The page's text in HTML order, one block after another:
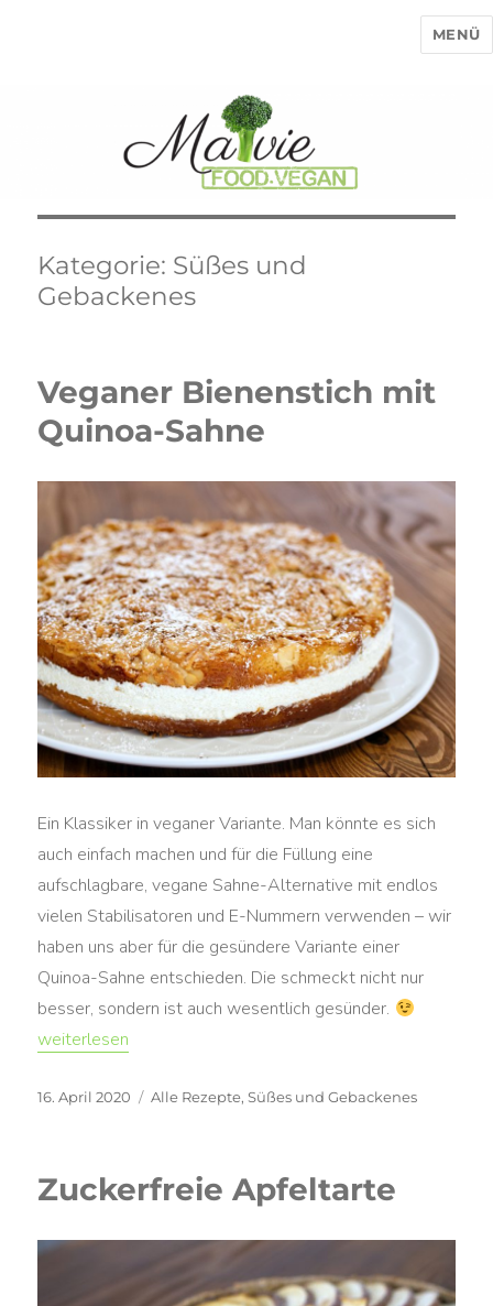
MENÜ
Kategorie: Süßes und
Gebackenes
Veganer Bienenstich mit
Quinoa-Sahne
Ein Klassiker in veganer Variante. Man könnte es sich
auch einfach machen und für die Füllung eine
aufschlagbare, vegane Sahne-Alternative mit endlos
vielen Stabilisatoren und E-Nummern verwenden – wir
haben uns aber für die gesündere Variante einer
Quinoa-Sahne entschieden. Die schmeckt nicht nur
besser, sondern ist auch wesentlich gesünder.
„Veganer Bienenstich mit Quinoa-Sahne“
weiterlesen
Veröffentlicht
16. April 2020 Kategorien
Alle Rezepte,Süßes und Gebackenes
Zuckerfreie Apfeltarte